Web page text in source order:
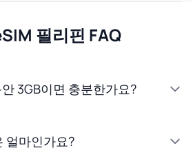
필리핀 FAQ
3GB이면 충분한가요?
얼마인가요?